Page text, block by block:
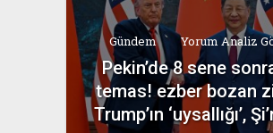
Gündem Yorum Analiz
Pekin’de 8 sene
temas! ezber bozan
Trump’ın ‘uysallığı’,